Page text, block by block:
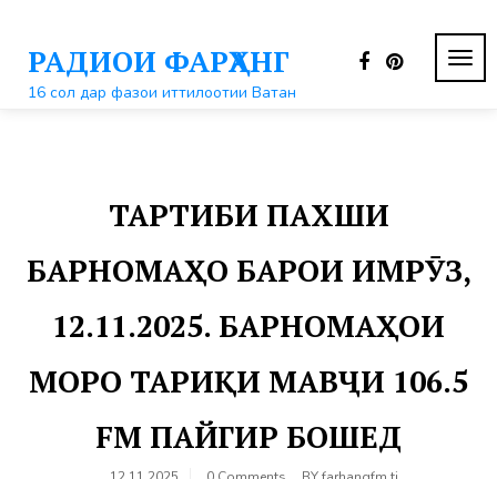
контентуРАДИОИ ФАРҲАНГ
16 сол дар фазои иттилоотии Ватан
ТАРТИБИ ПАХШИ
БАРНОМАҲО БАРОИ ИМРӮЗ,
12.11.2025. БАРНОМАҲОИ
МОРО ТАРИҚИ МАВҶИ 106.5
FM ПАЙГИР БОШЕД